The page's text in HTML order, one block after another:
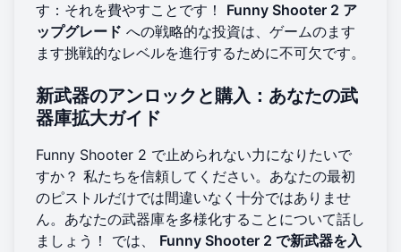
す：それを費やすことです！ Funny Shooter 2 ア
ップグレード への戦略的な投資は、ゲームのます
ます挑戦的なレベルを進行するために不可欠です。
新武器のアンロックと購入：あなたの武
器庫拡大ガイド
Funny Shooter 2 で止められない力になりたいで
すか？ 私たちを信頼してください。あなたの最初
のピストルだけでは間違いなく十分ではありませ
ん。あなたの武器庫を多様化することについて話し
ましょう！ では、 Funny Shooter 2 で新武器を入